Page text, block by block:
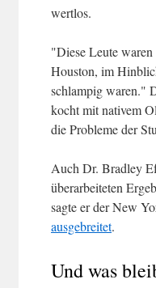
wertlos.
"Diese Leute
Houston, im
schlampig waren."
kocht mit nativem
die Probleme der
Auch Dr. Bradley
überarbeiteten
sagte er der New
ausgebreitet.
Und was